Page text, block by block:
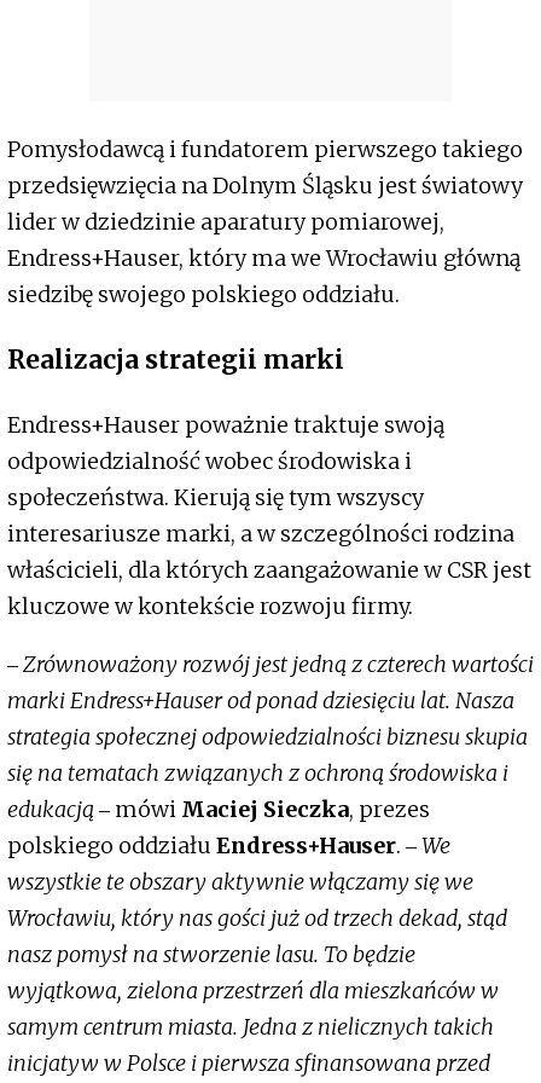
Pomysłodawcą i fundatorem pierwszego takiego
przedsięwzięcia na Dolnym Śląsku jest światowy
lider w dziedzinie aparatury pomiarowej,
Endress+Hauser, który ma we Wrocławiu główną
siedzibę swojego polskiego oddziału.
Realizacja strategii marki
Endress+Hauser poważnie traktuje swoją
odpowiedzialność wobec środowiska i
społeczeństwa. Kierują się tym wszyscy
interesariusze marki, a w szczególności rodzina
właścicieli, dla których zaangażowanie w CSR jest
kluczowe w kontekście rozwoju firmy.
‒Zrównoważony rozwój jest jedną z czterech wartości
marki Endress+Hauser od ponad dziesięciu lat. Nasza
strategia społecznej odpowiedzialności biznesu skupia
się na tematach związanych z ochroną środowiska i
edukacją‒ mówi Maciej Sieczka, prezes
polskiego oddziału Endress+Hauser. ‒We
wszystkie te obszary aktywnie włączamy się we
Wrocławiu, który nas gości już od trzech dekad, stąd
nasz pomysł na stworzenie lasu. To będzie
wyjątkowa, zielona przestrzeń dla mieszkańców w
samym centrum miasta. Jedna z nielicznych takich
inicjatyw w Polsce i pierwsza sfinansowana przed